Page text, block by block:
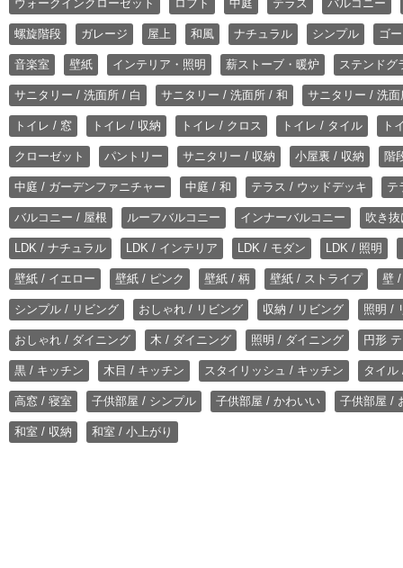
ウォークインクローゼット ロフト 中庭 テラス バルコニー
螺旋階段 ガレージ 屋上 和風 ナチュラル シンプル ゴ
音楽室 壁紙 インテリア・照明 薪ストーブ・暖炉 ステンドグ
サニタリー / 洗面所 / 白 サニタリー / 洗面所 / 和 サニタリー / 洗
トイレ / 窓 トイレ / 収納 トイレ / クロス トイレ / タイル ト
クローゼット パントリー サニタリー / 収納 小屋裏 / 収納 階
中庭 / ガーデンファニチャー 中庭 / 和 テラス / ウッドデッキ テ
バルコニー / 屋根 ルーフバルコニー インナーバルコニー 吹き
LDK / ナチュラル LDK / インテリア LDK / モダン LDK / 照明
壁紙 / イエロー 壁紙 / ピンク 壁紙 / 柄 壁紙 / ストライプ 壁
シンプル / リビング おしゃれ / リビング 収納 / リビング 照明 /
おしゃれ / ダイニング 木 / ダイニング 照明 / ダイニング 円形
黒 / キッチン 木目 / キッチン スタイリッシュ / キッチン タイル
高窓 / 寝室 子供部屋 / シンプル 子供部屋 / かわいい 子供部屋 /
和室 / 収納 和室 / 小上がり